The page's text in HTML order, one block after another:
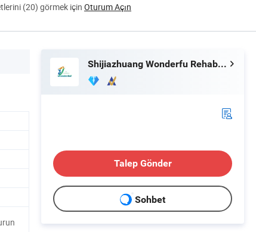
(20) görmek için Oturum Açın
Shijiazhuang Wonderfu Rehabilitation Device Technology Co., Ltd.
Talep Gönder
Sohbet